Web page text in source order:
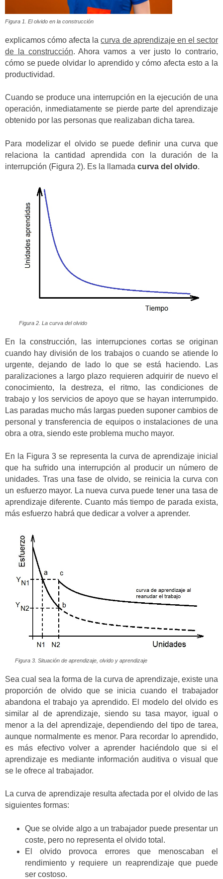
Figura 1. El olvido en la construcción
explicamos cómo afecta lacurva de aprendizaje en el sector
de la construcción. Ahora vamos a ver justo lo contrario,
cómo se puede olvidar lo aprendido y cómo afecta esto a la
productividad.
Cuando se produce una interrupción en la ejecución de una
operación, inmediatamente se pierde parte del aprendizaje
obtenido por las personas que realizaban dicha tarea.
Para modelizar el olvido se puede definir una curva que
relaciona la cantidad aprendida con la duración de la
interrupción (Figura 2). Es la llamada curva del olvido.
Figura 2. La curva del olvido
En la construcción, las interrupciones cortas se originan
cuando hay división de los trabajos o cuando se atiende lo
urgente, dejando de lado lo que se está haciendo. Las
paralizaciones a largo plazo requieren adquirir de nuevo el
conocimiento, la destreza, el ritmo, las condiciones de
trabajo y los servicios de apoyo que se hayan interrumpido.
Las paradas mucho más largas pueden suponer cambios de
personal y transferencia de equipos o instalaciones de una
obra a otra, siendo este problema mucho mayor.
En la Figura 3 se representa la curva de aprendizaje inicial
que ha sufrido una interrupción al producir un número de
unidades. Tras una fase de olvido, se reinicia la curva con
un esfuerzo mayor. La nueva curva puede tener una tasa de
aprendizaje diferente. Cuanto más tiempo de parada exista,
más esfuerzo habrá que dedicar a volver a aprender.
Figura 3. Situación de aprendizaje, olvido y aprendizaje
Sea cual sea la forma de la curva de aprendizaje, existe una
proporción de olvido que se inicia cuando el trabajador
abandona el trabajo ya aprendido. El modelo del olvido es
similar al de aprendizaje, siendo su tasa mayor, igual o
menor a la del aprendizaje, dependiendo del tipo de tarea,
aunque normalmente es menor. Para recordar lo aprendido,
es más efectivo volver a aprender haciéndolo que si el
aprendizaje es mediante información auditiva o visual que
se le ofrece al trabajador.
La curva de aprendizaje resulta afectada por el olvido de las
siguientes formas:
Que se olvide algo a un trabajador puede presentar un
coste, pero no representa el olvido total.
El olvido provoca errores que menoscaban el
rendimiento y requiere un reaprendizaje que puede
ser costoso.